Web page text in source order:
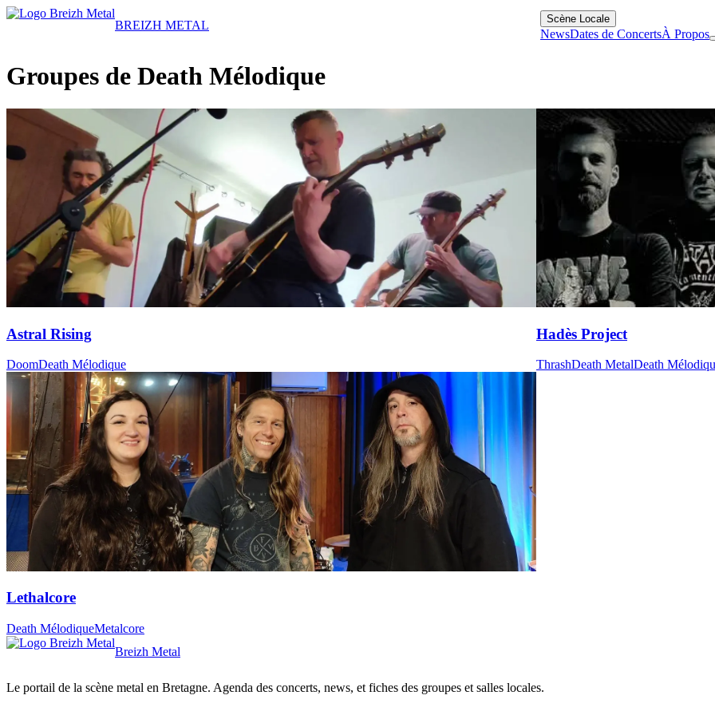
BREIZH METAL Scène Locale
NewsDates de ConcertsÀ Propos
Groupes de Death Mélodique
Astral Rising
DoomDeath Mélodique
Hadès Project
ThrashDeath MetalDeath
Lethalcore
Death MélodiqueMetalcore
Breizh Metal
Le portail de la scène metal en Bretagne. Agenda des concerts, news, et fiches des groupes et salles locales.